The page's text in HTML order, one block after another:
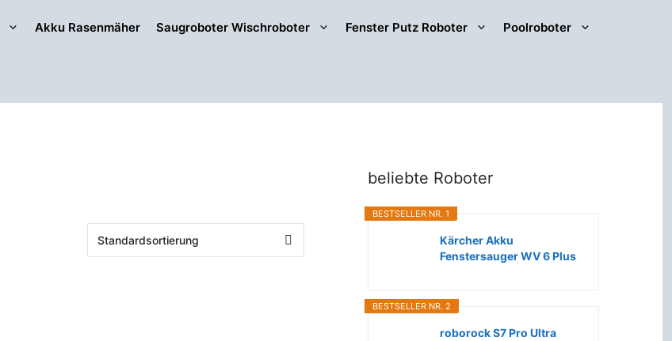
Akku Rasenmäher Saugroboter Wischroboter Fenster Putz Roboter
Poolroboter
beliebte Roboter
BESTSELLER NR. 1
Kärcher Akku
Fenstersauger WV 6 Plus
BESTSELLER NR. 2
roborock S7 Pro Ultra